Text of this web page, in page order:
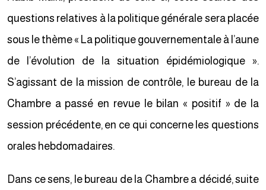
questions relatives à la politique générale sera placée
sous le thème « La politique gouvernementale à l’aune
de l’évolution de la situation épidémiologique ».
S’agissant de la mission de contrôle, le bureau de la
Chambre a passé en revue le bilan « positif » de la
session précédente, en ce qui concerne les questions
orales hebdomadaires.
Dans ce sens, le bureau de la Chambre a décidé, suite